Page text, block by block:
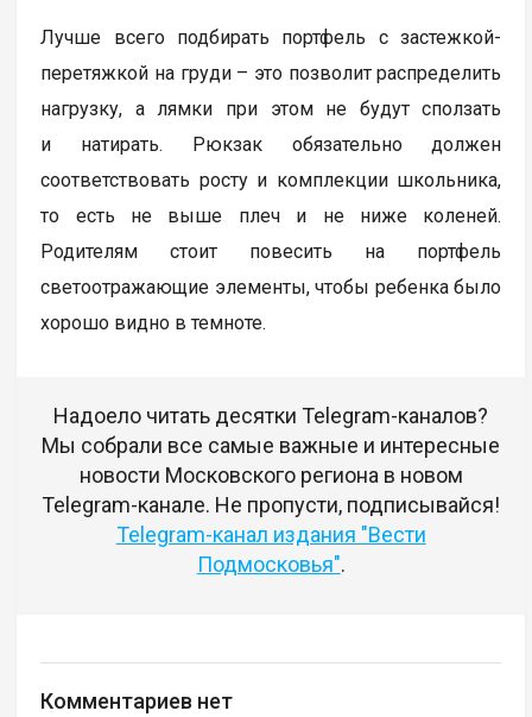
Лучше всего подбирать портфель с застежкой-
перетяжкой на груди – это позволит распределить
нагрузку, а лямки при этом не будут сползать
и натирать. Рюкзак обязательно должен
соответствовать росту и комплекции школьника,
то есть не выше плеч и не ниже коленей.
Родителям стоит повесить на портфель
светоотражающие элементы, чтобы ребенка было
хорошо видно в темноте.
Надоело читать десятки Telegram-каналов?
Мы собрали все самые важные и интересные
новости Московского региона в новом
Telegram-канале. Не пропусти, подписывайся!
Telegram-канал издания "Вести
Подмосковья".
Комментариев нет